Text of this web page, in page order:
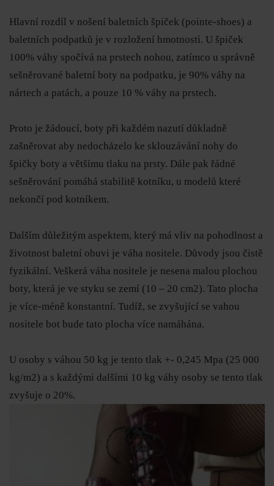
Hlavní rozdíl v nošení baletních špiček (pointe-shoes) a
baletních podpatků je v rozložení hmotnosti. U špiček
100% váhy spočívá na prstech nohou, zatímco u správně
sešněrované baletní boty na podpatku, je 90% váhy na
nártech a patách, a pouze 10 % váhy na prstech.
Proto je žádoucí, boty při každém nazutí důkladně
zašněrovat aby nedocházelo ke sklouzávání nohy do
špičky boty a většímu tlaku na prsty. Dále pak řádné
sešněrování pomáhá stabilitě kotníku, u modelů které
nekončí pod kotníkem.
Dalším důležitým aspektem, který má vliv na pohodlnost a
životnost baletní obuvi je váha nositele. Důvody jsou čistě
fyzikální. Veškerá váha nositele je nesena malou plochou
boty, která je ve styku se zemí (10 – 20 cm2). Tato plocha
je více-méně konstantní. Tudíž, se zvyšující se vahou
nositele bot bude tato plocha více namáhána.
U osoby s váhou 50 kg je tento tlak +- 0,245 Mpa (25 000
kg/m2) a s každými dalšími 10 kg váhy osoby se tento tlak
zvyšuje o 20%.